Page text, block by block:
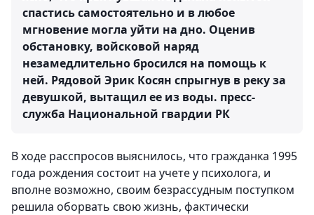
спастись самостоятельно и в любое
мгновение могла уйти на дно. Оценив
обстановку, войсковой наряд
незамедлительно бросился на помощь к
ней. Рядовой Эрик Косян спрыгнув в реку за
девушкой, вытащил ее из воды. пресс-
служба Национальной гвардии РК
В ходе расспросов выяснилось, что гражданка 1995
года рождения состоит на учете у психолога, и
вполне возможно, своим безрассудным поступком
решила оборвать свою жизнь, фактически